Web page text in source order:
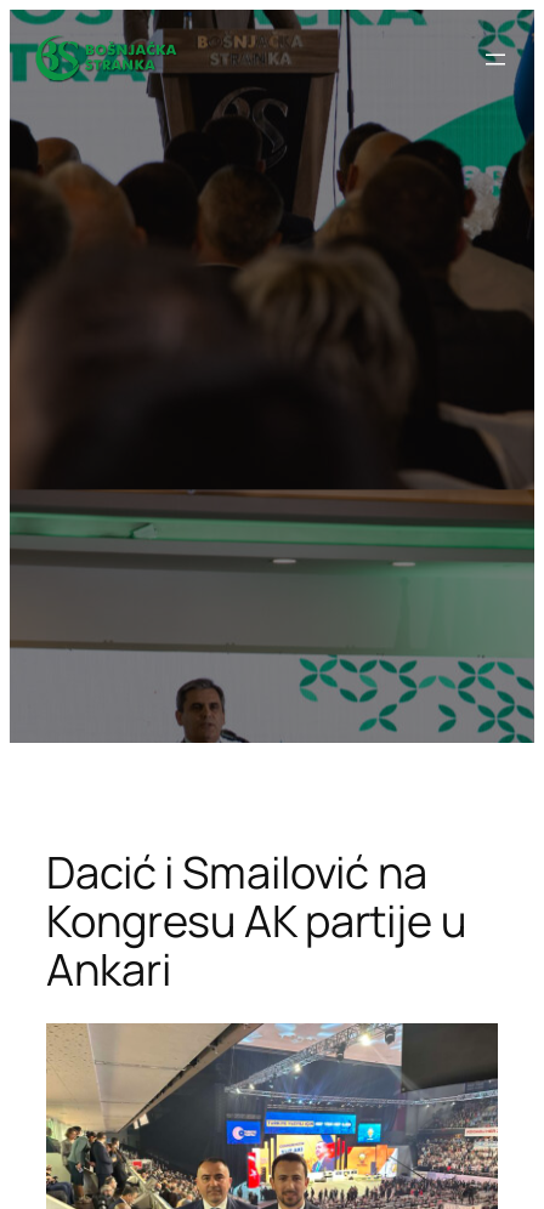
Idi
na
sadržaj
Dacić i Smailović na
Kongresu AK partije u
Ankari